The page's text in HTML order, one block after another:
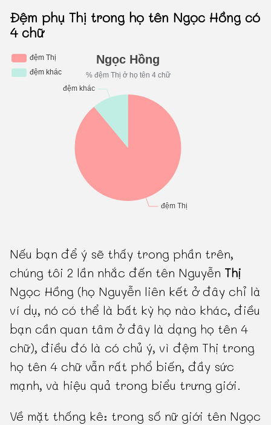
Đệm phụ Thị trong họ tên Ngọc Hồng có
4 chữ
Nếu bạn để ý sẽ thấy trong phần trên,
chúng tôi 2 lần nhắc đến tên Nguyễn Thị
Ngọc Hồng (họ Nguyễn liên kết ở đây chỉ là
ví dụ, nó có thể là bất kỳ họ nào khác, điều
bạn cần quan tâm ở đây là dạng họ tên 4
chữ), điều đó là có chủ ý, vì đệm Thị trong
họ tên 4 chữ vẫn rất phổ biến, đầy sức
mạnh, và hiệu quả trong biểu trưng giới.
Về mặt thống kê: trong số nữ giới tên Ngọc